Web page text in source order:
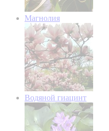
Магнолия
Водяной гиацинт